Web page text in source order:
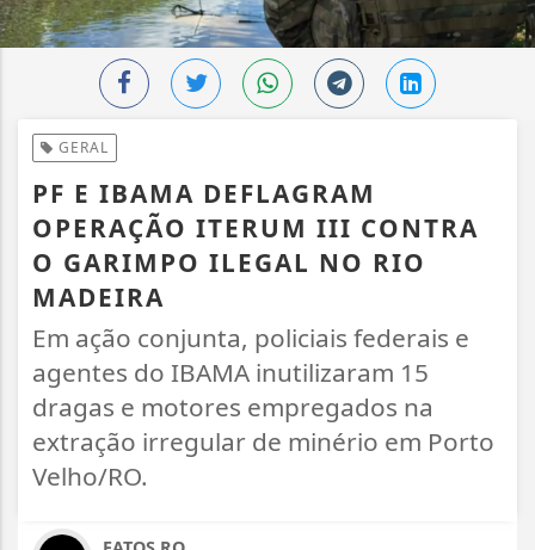
GERAL
PF E IBAMA DEFLAGRAM
OPERAÇÃO ITERUM III CONTRA
O GARIMPO ILEGAL NO RIO
MADEIRA
Em ação conjunta, policiais federais e
agentes do IBAMA inutilizaram 15
dragas e motores empregados na
extração irregular de minério em Porto
Velho/RO.